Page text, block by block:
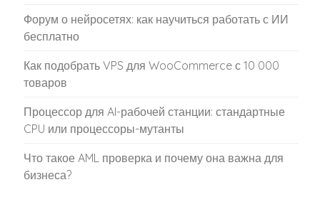
Форум о нейросетях: как научиться работать с ИИ
бесплатно
Как подобрать VPS для WooCommerce с 10 000
товаров
Процессор для AI-рабочей станции: стандартные
CPU или процессоры-мутанты
Что такое AML проверка и почему она важна для
бизнеса?